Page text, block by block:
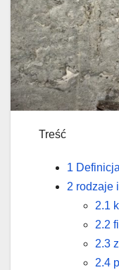
Treść
1
2 rodzaje
2.1
2.2
2.3
2.4